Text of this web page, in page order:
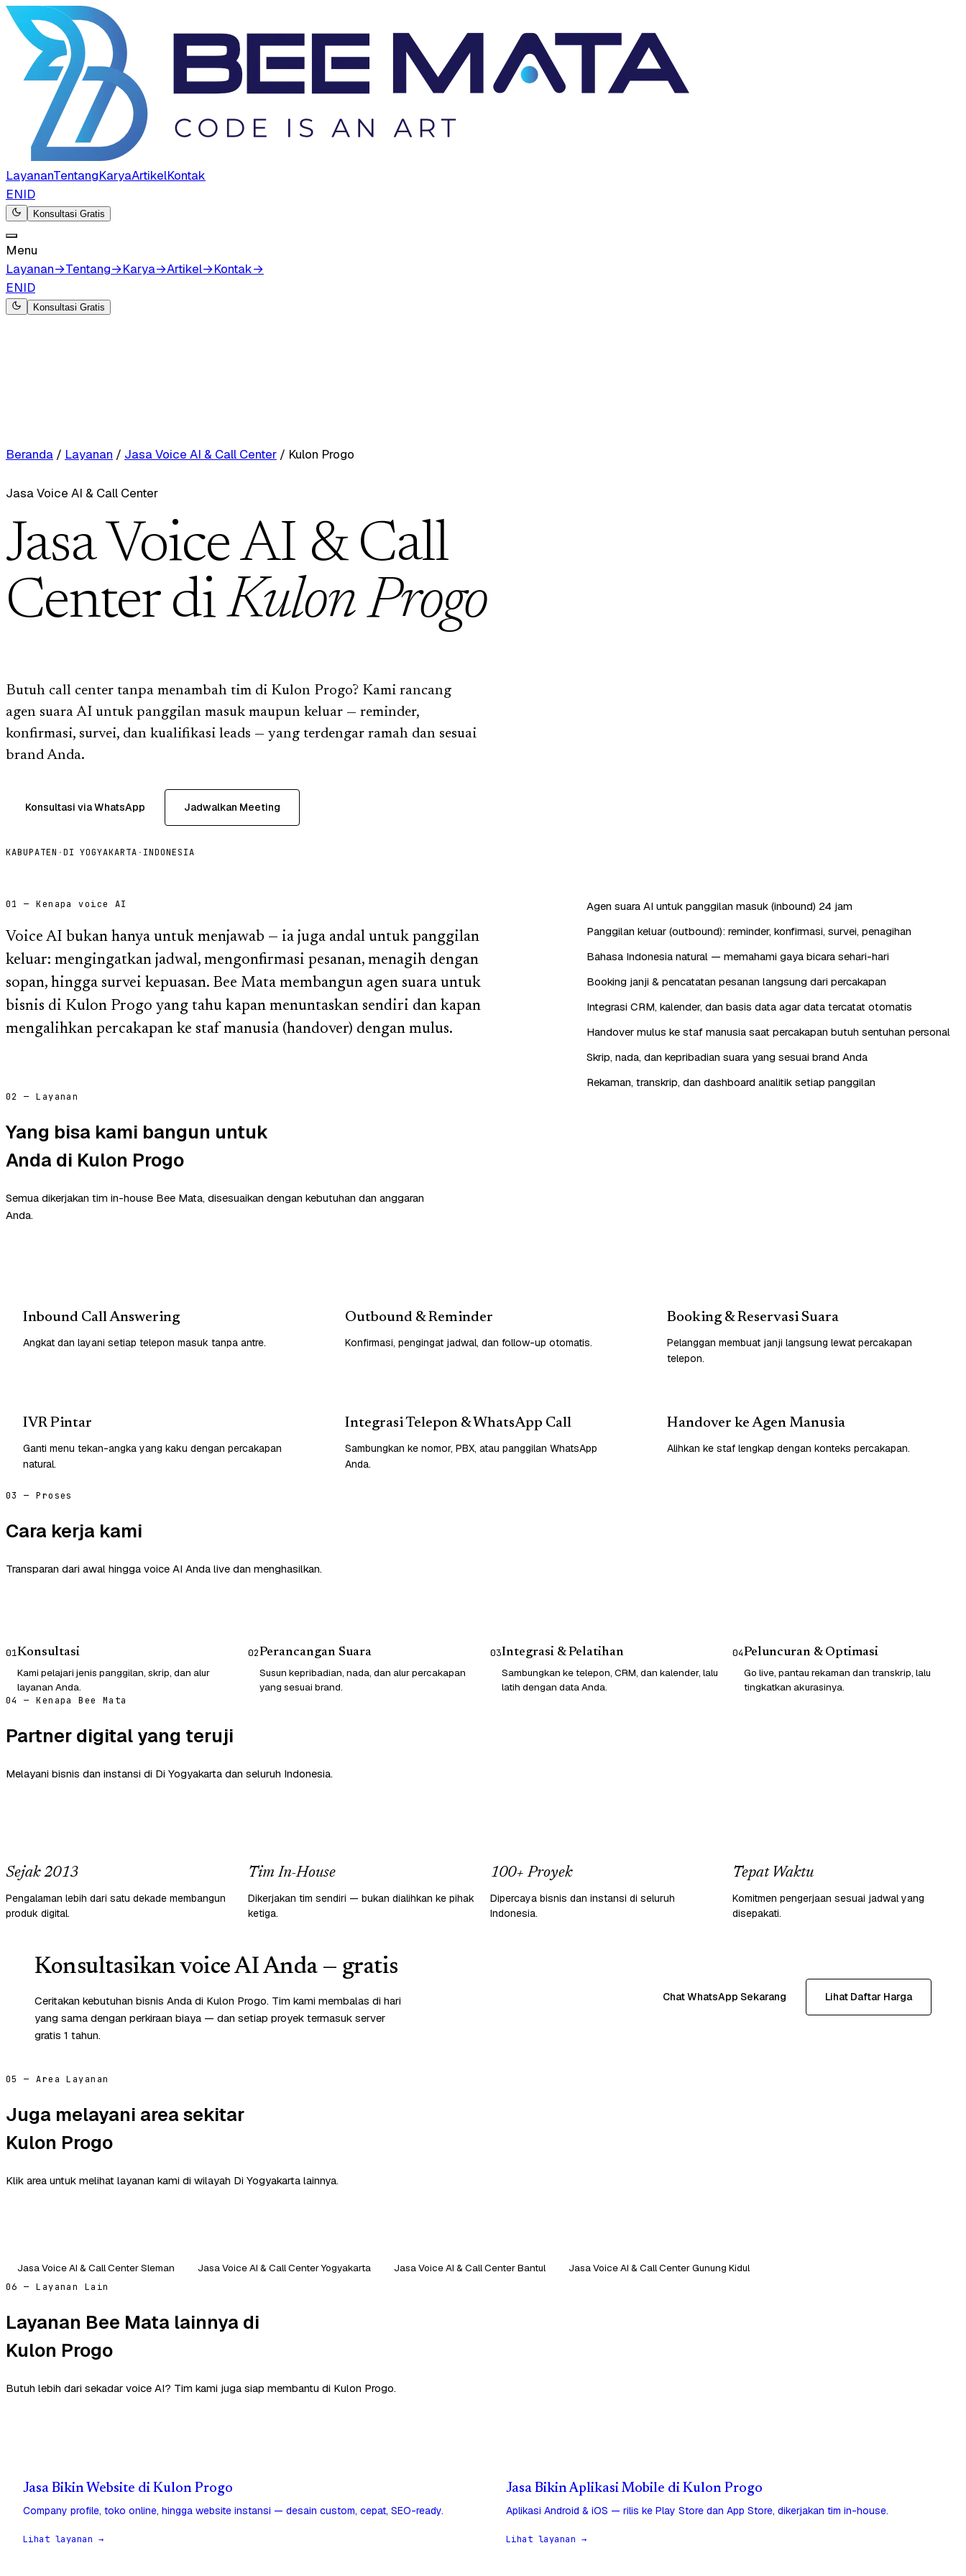
LayananTentangKaryaArtikelKontak
ENID
Konsultasi Gratis
Menu
Layanan→Tentang→Karya→Artikel→Kontak→
ENID
Konsultasi Gratis
Beranda / Layanan / Jasa Voice AI & Call Center / Kulon Progo
Jasa Voice AI & Call Center
Jasa Voice AI & Call
Center diKulon Progo
Butuh call center tanpa menambah tim di Kulon Progo? Kami rancang
agen suara AI untuk panggilan masuk maupun keluar — reminder,
konfirmasi, survei, dan kualifikasi leads — yang terdengar ramah dan sesuai
brand Anda.
Konsultasi via WhatsApp Jadwalkan Meeting
KABUPATEN ·DI YOGYAKARTA · INDONESIA
01 — Kenapa voice AI
Voice AI bukan hanya untuk menjawab — ia juga andal untuk panggilan
keluar: mengingatkan jadwal, mengonfirmasi pesanan, menagih dengan
sopan, hingga survei kepuasan. Bee Mata membangun agen suara untuk
bisnis di Kulon Progo yang tahu kapan menuntaskan sendiri dan kapan
mengalihkan percakapan ke staf manusia (handover) dengan mulus.
Agen suara AI untuk panggilan masuk (inbound) 24 jam
Panggilan keluar (outbound): reminder, konfirmasi, survei, penagihan
Bahasa Indonesia natural — memahami gaya bicara sehari-hari
Booking janji & pencatatan pesanan langsung dari percakapan
Integrasi CRM, kalender, dan basis data agar data tercatat otomatis
Handover mulus ke staf manusia saat percakapan butuh sentuhan personal
Skrip, nada, dan kepribadian suara yang sesuai brand Anda
Rekaman, transkrip, dan dashboard analitik setiap panggilan
02 — Layanan
Yang bisa kami bangun untuk
Anda di Kulon Progo
Semua dikerjakan tim in-house Bee Mata, disesuaikan dengan kebutuhan dan anggaran
Anda.
Inbound Call Answering
Angkat dan layani setiap telepon masuk tanpa antre.
Outbound & Reminder
Konfirmasi, pengingat jadwal, dan follow-up otomatis.
Booking & Reservasi Suara
Pelanggan membuat janji langsung lewat percakapan
telepon.
IVR Pintar
Ganti menu tekan-angka yang kaku dengan percakapan
natural.
Integrasi Telepon & WhatsApp Call
Sambungkan ke nomor, PBX, atau panggilan WhatsApp
Anda.
Handover ke Agen Manusia
Alihkan ke staf lengkap dengan konteks percakapan.
03 — Proses
Cara kerja kami
Transparan dari awal hingga voice AI Anda live dan menghasilkan.
01Konsultasi
Kami pelajari jenis panggilan, skrip, dan alur
layanan Anda.
02Perancangan Suara
Susun kepribadian, nada, dan alur percakapan
yang sesuai brand.
03Integrasi & Pelatihan
Sambungkan ke telepon, CRM, dan kalender, lalu
latih dengan data Anda.
04Peluncuran & Optimasi
Go live, pantau rekaman dan transkrip, lalu
tingkatkan akurasinya.
04 — Kenapa Bee Mata
Partner digital yang teruji
Melayani bisnis dan instansi di Di Yogyakarta dan seluruh Indonesia.
Sejak 2013
Pengalaman lebih dari satu dekade membangun
produk digital.
Tim In-House
Dikerjakan tim sendiri — bukan dialihkan ke pihak
ketiga.
100+ Proyek
Dipercaya bisnis dan instansi di seluruh
Indonesia.
Tepat Waktu
Komitmen pengerjaan sesuai jadwal yang
disepakati.
Konsultasikan voice AI Anda — gratis
Ceritakan kebutuhan bisnis Anda di Kulon Progo. Tim kami membalas di hari
yang sama dengan perkiraan biaya — dan setiap proyek termasuk server
gratis 1 tahun.
Chat WhatsApp Sekarang Lihat Daftar Harga
05 — Area Layanan
Juga melayani area sekitar
Kulon Progo
Klik area untuk melihat layanan kami di wilayah Di Yogyakarta lainnya.
Jasa Voice AI & Call Center Sleman Jasa Voice AI & Call Center Yogyakarta Jasa Voice AI & Call Center Bantul Jasa Voice AI & Call Center Gunung Kidul
06 — Layanan Lain
Layanan Bee Mata lainnya di
Kulon Progo
Butuh lebih dari sekadar voice AI? Tim kami juga siap membantu di Kulon Progo.
Jasa Bikin Website di Kulon Progo
Company profile, toko online, hingga website instansi — desain custom, cepat, SEO-ready.
Lihat layanan →
Jasa Bikin Aplikasi Mobile di Kulon Progo
Aplikasi Android & iOS — rilis ke Play Store dan App Store, dikerjakan tim in-house.
Lihat layanan →